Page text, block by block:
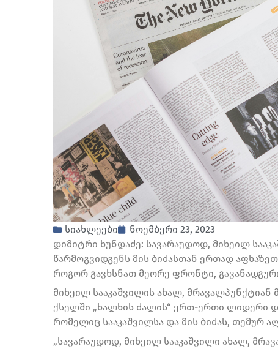
სიახლეები
ნოემბერი 23, 2023
დიმიტრი ხუნდაძე: სავარაუდოდ, მიხეილ
წარმოგვიდგენს მის ბიძასთან ერთად
როგორ გავხსნათ მეორე ფრონტი,
მიხეილ სააკაშვილის ახალ, მრავალპუნქტიან
ქსელში „ხალხის ძალის“ ერთ-ერთი ლიდერი
რომელიც სააკაშვილსა და მის ბიძას, თემურ
„სავარაუდოდ, მიხეილ სააკაშვილი ახალ,